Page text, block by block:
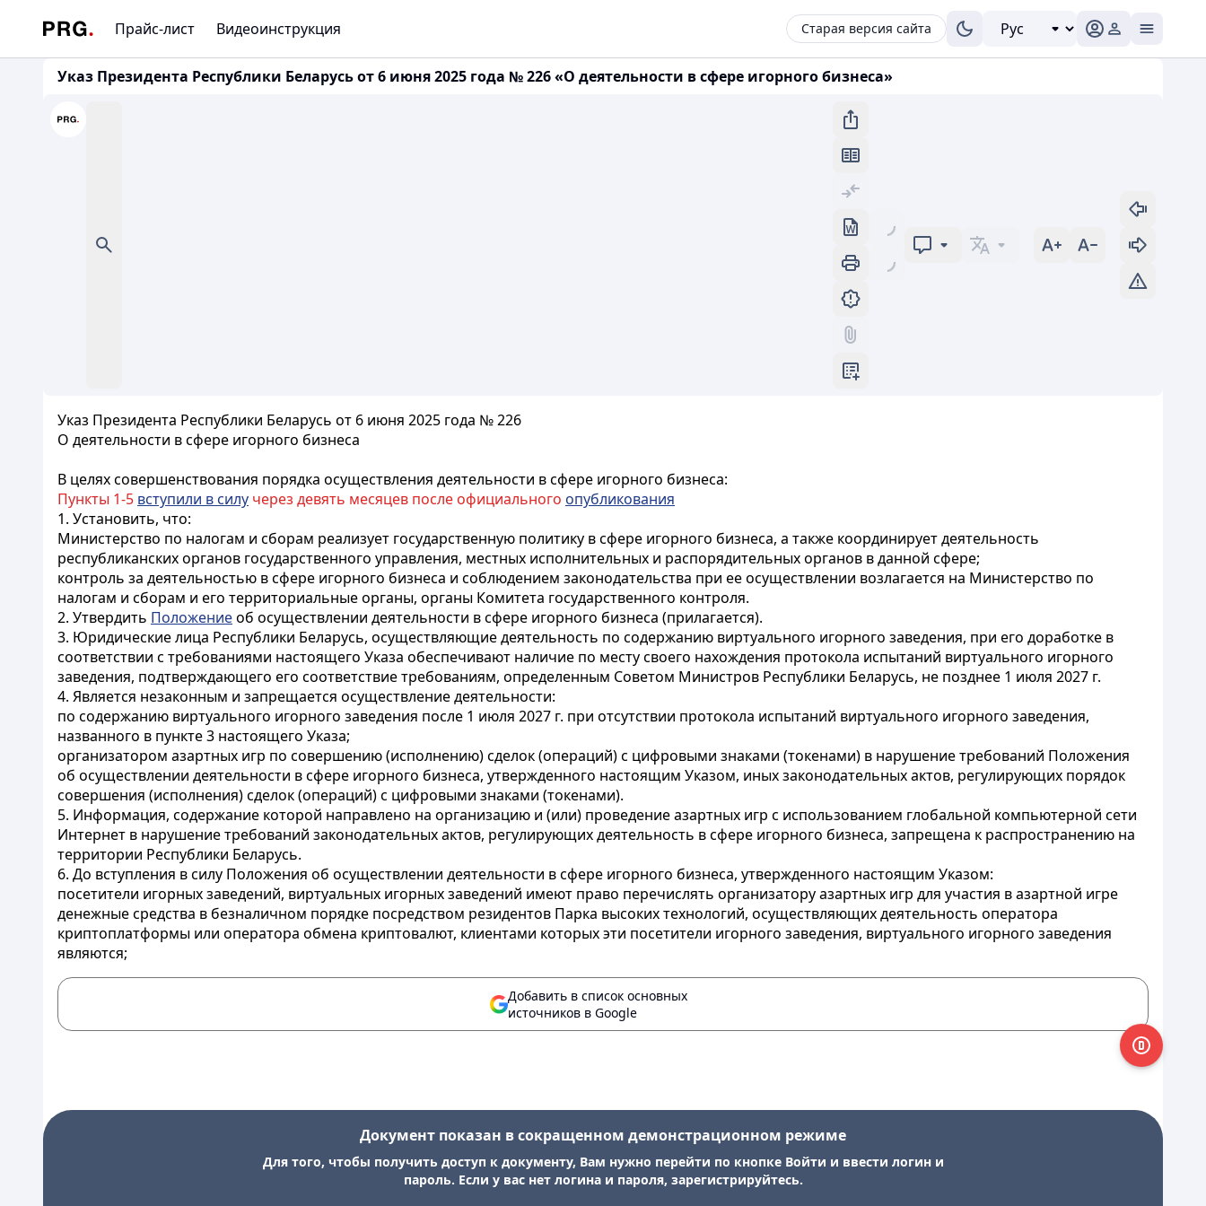
Прайс-лист Видеоинструкция Старая версия сайта
Указ Президента Республики Беларусь от 6 июня 2025 года № 226 «О деятельности в сфере игорного бизнеса»
Указ Президента Республики Беларусь от 6 июня 2025 года № 226
О деятельности в сфере игорного бизнеса
В целях совершенствования порядка осуществления деятельности в сфере игорного бизнеса:
Пункты 1-5 вступили в силу через девять месяцев после официального опубликования
1. Установить, что:
Министерство по налогам и сборам реализует государственную политику в сфере игорного бизнеса, а также координирует деятельность
республиканских органов государственного управления, местных исполнительных и распорядительных органов в данной сфере;
контроль за деятельностью в сфере игорного бизнеса и соблюдением законодательства при ее осуществлении возлагается на Министерство по
налогам и сборам и его территориальные органы, органы Комитета государственного контроля.
2. Утвердить Положениеоб осуществлении деятельности в сфере игорного бизнеса (прилагается).
3. Юридические лица Республики Беларусь, осуществляющие деятельность по содержанию виртуального игорного заведения, при его доработке в
соответствии с требованиями настоящего Указа обеспечивают наличие по месту своего нахождения протокола испытаний виртуального игорного
заведения, подтверждающего его соответствие требованиям, определенным Советом Министров Республики Беларусь, не позднее 1 июля 2027 г.
4. Является незаконным и запрещается осуществление деятельности:
по содержанию виртуального игорного заведения после 1 июля 2027 г. при отсутствии протокола испытаний виртуального игорного заведения,
названного в пункте 3 настоящего Указа;
организатором азартных игр по совершению (исполнению) сделок (операций) с цифровыми знаками (токенами) в нарушение требований Положения
об осуществлении деятельности в сфере игорного бизнеса, утвержденного настоящим Указом, иных законодательных актов, регулирующих порядок
совершения (исполнения) сделок (операций) с цифровыми знаками (токенами).
5. Информация, содержание которой направлено на организацию и (или) проведение азартных игр с использованием глобальной компьютерной сети
Интернет в нарушение требований законодательных актов, регулирующих деятельность в сфере игорного бизнеса, запрещена к распространению на
территории Республики Беларусь.
6. До вступления в силу Положения об осуществлении деятельности в сфере игорного бизнеса, утвержденного настоящим Указом:
посетители игорных заведений, виртуальных игорных заведений имеют право перечислять организатору азартных игр для участия в азартной игре
денежные средства в безналичном порядке посредством резидентов Парка высоких технологий, осуществляющих деятельность оператора
криптоплатформы или оператора обмена криптовалют, клиентами которых эти посетители игорного заведения, виртуального игорного заведения
являются;
Добавить в список основных
источников в Google
Документ показан в сокращенном демонстрационном режиме
Для того, чтобы получить доступ к документу, Вам нужно перейти по кнопке Войти и ввести логин и
пароль. Если у вас нет логина и пароля, зарегистрируйтесь.